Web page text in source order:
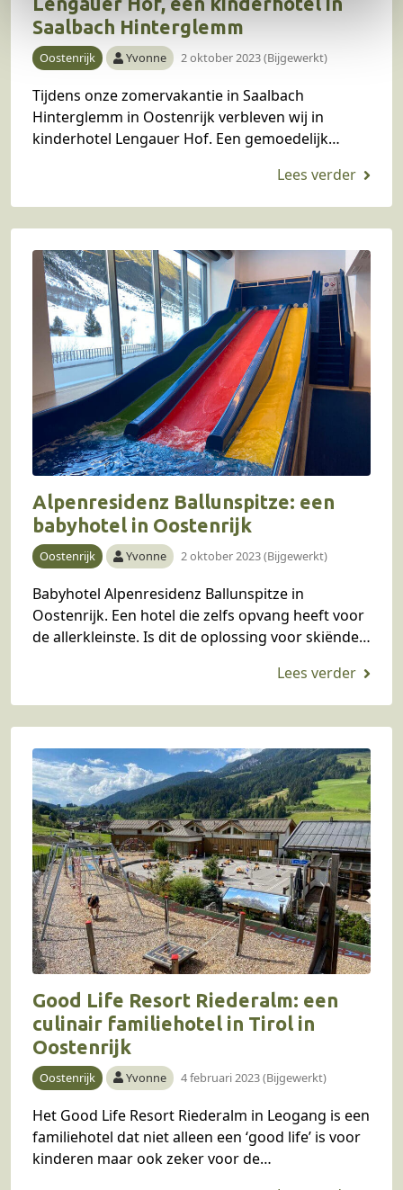
Saalbach Hinterglemm
Oostenrijk Yvonne 2 oktober 2023 (Bijgewerkt)
Tijdens onze zomervakantie in Saalbach
Hinterglemm in Oostenrijk verbleven wij in
kinderhotel Lengauer Hof. Een gemoedelijk
buitenzwembad en ideale locatie vlakbij de ‘end
of the valley’.…
Alpenresidenz Ballunspitze: een
babyhotel in Oostenrijk
Oostenrijk Yvonne 2 oktober 2023 (Bijgewerkt)
Babyhotel Alpenresidenz Ballunspitze in
Oostenrijk. Een hotel die zelfs opvang heeft voor
de allerkleinste. Is dit de oplossing voor skiënde
Good Life Resort Riederalm: een
culinair familiehotel in Tirol in
Oostenrijk
Oostenrijk Yvonne 4 februari 2023 (Bijgewerkt)
Het Good Life Resort Riederalm in Leogang is een
familiehotel dat niet alleen een ‘good life’ is voor
kinderen maar ook zeker voor de